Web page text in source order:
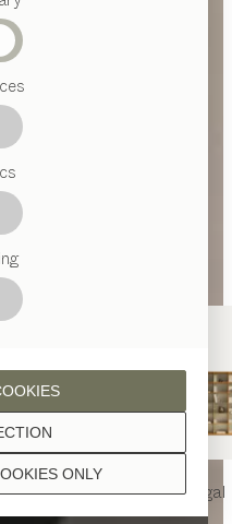
ONLY
Stuhl filignoRegal